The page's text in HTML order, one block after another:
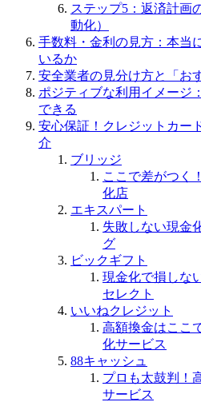
ステップ5：返済計画
動化）
手数料・金利の見方：本当
いるか
安全業者の見分け方と「お
ポジティブな利用イメージ
できる
安心保証！クレジットカー
介
ブリッジ
ここで差がつく
化店
エキスパート
失敗しない現金
グ
ビックギフト
現金化で損しな
セレクト
いいねクレジット
高額換金はここ
化サービス
88キャッシュ
プロも太鼓判！
サービス